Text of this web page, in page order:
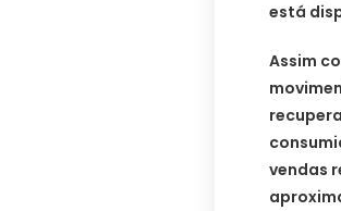
está
Assim
vendas